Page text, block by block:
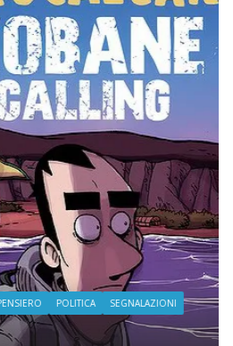
POLITICA
SEGNALAZIONI